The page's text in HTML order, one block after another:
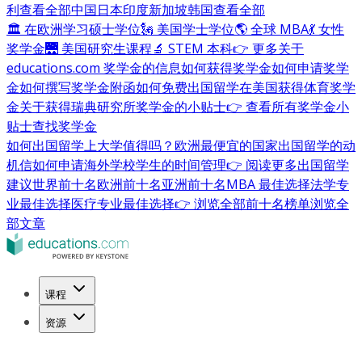
利查看全部中国日本印度新加坡韩国查看全部
🏛 在欧洲学习硕士学位🗽 美国学士学位🌎 全球 MBA💃 女性
奖学金🌉 美国研究生课程🔬 STEM 本科👉 更多关于
educations.com 奖学金的信息如何获得奖学金如何申请奖学
金如何撰写奖学金附函如何免费出国留学在美国获得体育奖学
金关于获得瑞典研究所奖学金的小贴士👉 查看所有奖学金小
贴士查找奖学金
如何出国留学上大学值得吗？ 欧洲最便宜的国家出国留学的动
机信如何申请海外学校学生的时间管理👉 阅读更多出国留学
建议世界前十名欧洲前十名亚洲前十名MBA 最佳选择法学专
业最佳选择医疗专业最佳选择👉 浏览全部前十名榜单浏览全
部文章
课程
资源